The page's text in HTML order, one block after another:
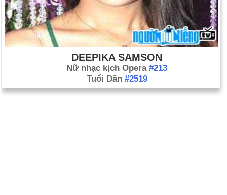
DEEPIKA SAMSON
Nữ nhạc kịch Opera #213
Tuổi Dần #2519